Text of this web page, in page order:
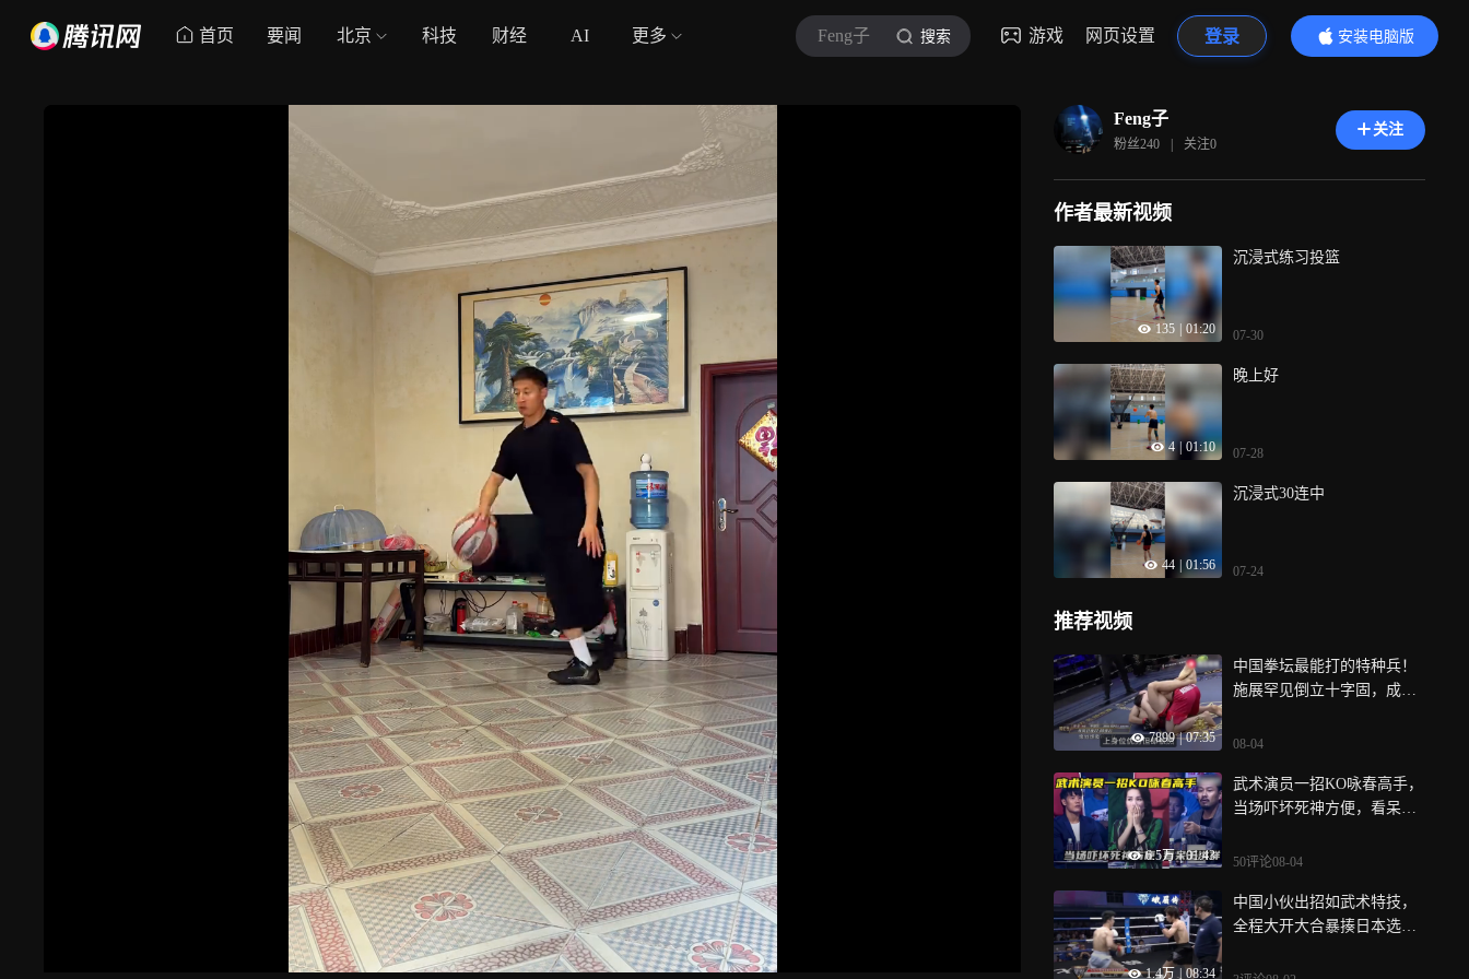
首页 要闻 北京 科技 财经 AI 更多 Feng子 搜索 游戏 网页设置 登录
安装电脑版
内容更精彩
Feng子
粉丝240 | 关注0
关注
作者最新视频
135 01:20
沉浸式练习投篮
07-30
4 01:10
晚上好
07-28
44 01:56
沉浸式30连中
07-24
推荐视频
7899 | 07:35
中国拳坛最能打的特种兵！
施展罕见倒立十字固，成功
08-04
6.5万 | 01:43
武术演员一招KO咏春高手，
当场吓坏死神方便，看呆王
50评论08-04
1.4万 08:34
中国小伙出招如武术特技，
全程大开大合暴揍日本选